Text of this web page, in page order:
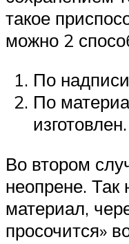
такое
можно 2
По
По
изготовлен.
Во втором
неопрене.
материал,
просочится»